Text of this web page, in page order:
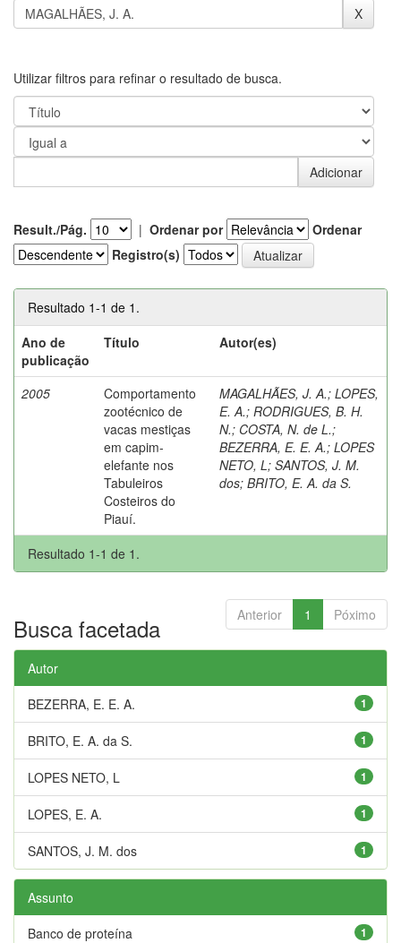
Utilizar filtros para refinar o resultado de busca.
Result./Pág. | Ordenar por
Ordenar
Registro(s)
Resultado 1-1 de 1.
Ano de
publicação
Título Autor(es)
2005
Comportamento
zootécnico de
vacas mestiças
em capim-
elefante nos
Tabuleiros
Costeiros do
Piauí.
MAGALHÃES, J. A.; LOPES,
E. A.; RODRIGUES, B. H.
N.; COSTA, N. de L.;
BEZERRA, E. E. A.; LOPES
NETO, L; SANTOS, J. M.
dos; BRITO, E. A. da S.
Resultado 1-1 de 1.
Anterior 1 Póximo
Busca facetada
Autor
1
BEZERRA, E. E. A.
1
BRITO, E. A. da S.
1
LOPES NETO, L
1
LOPES, E. A.
1
SANTOS, J. M. dos
Assunto
1
Banco de proteína